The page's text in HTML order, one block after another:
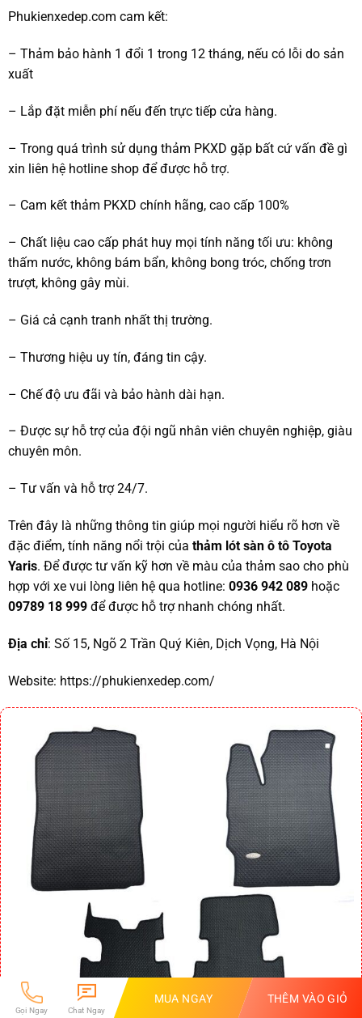
Phukienxedep.com cam kết:
– Thảm bảo hành 1 đổi 1 trong 12 tháng, nếu có lỗi do sản
xuất
– Lắp đặt miễn phí nếu đến trực tiếp cửa hàng.
– Trong quá trình sử dụng thảm PKXD gặp bất cứ vấn đề gì
xin liên hệ hotline shop để được hỗ trợ.
– Cam kết thảm PKXD chính hãng, cao cấp 100%
– Chất liệu cao cấp phát huy mọi tính năng tối ưu: không
thấm nước, không bám bẩn, không bong tróc, chống trơn
trượt, không gây mùi.
– Giá cả cạnh tranh nhất thị trường.
– Thương hiệu uy tín, đáng tin cậy.
– Chế độ ưu đãi và bảo hành dài hạn.
– Được sự hỗ trợ của đội ngũ nhân viên chuyên nghiệp, giàu
chuyên môn.
– Tư vấn và hỗ trợ 24/7.
Trên đây là những thông tin giúp mọi người hiểu rõ hơn về
đặc điểm, tính năng nổi trội của thảm lót sàn ô tô Toyota
Yaris. Để được tư vấn kỹ hơn về màu của thảm sao cho phù
hợp với xe vui lòng liên hệ qua hotline: 0936 942 089hoặc
09789 18 999để được hỗ trợ nhanh chóng nhất.
Địa chỉ: Số 15, Ngõ 2 Trần Quý Kiên, Dịch Vọng, Hà Nội
Website: https://phukienxedep.com/
Gọi Ngay Chat Ngay
MUA NGAY THÊM VÀO GIỎ